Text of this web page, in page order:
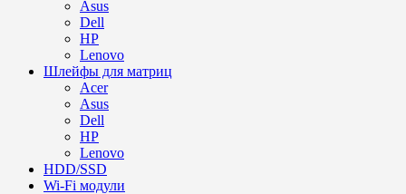
Asus
Dell
HP
Lenovo
Шлейфы для матриц
Acer
Asus
Dell
HP
Lenovo
HDD/SSD
Wi-Fi модули